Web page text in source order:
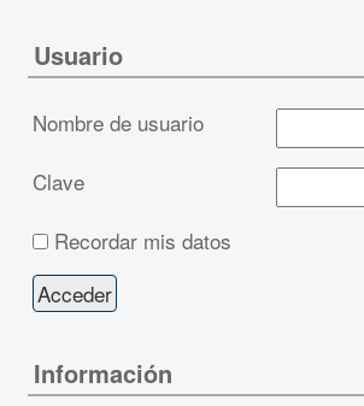
Usuario
Nombre de usuario
Clave
Recordar mis datos
Información